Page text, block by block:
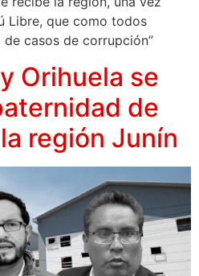
Libre, que como todos
casos de corrupción”
Orihuela se
de
región Junín